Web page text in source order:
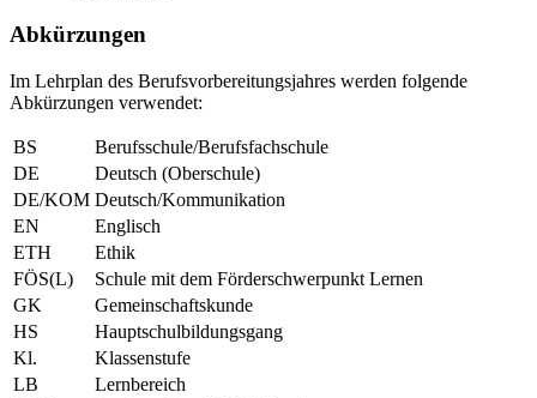
Abkürzungen
Im Lehrplan des Berufsvorbereitungsjahres werden folgende
Abkürzungen verwendet:
BS
Berufsschule/Berufsfachschule
DE
Deutsch (Oberschule)
DE/KOM Deutsch/Kommunikation
EN
Englisch
ETH
Ethik
FÖS(L)
Schule mit dem Förderschwerpunkt Lernen
GK
Gemeinschaftskunde
HS
Hauptschulbildungsgang
Kl.
Klassenstufe
LB
Lernbereich